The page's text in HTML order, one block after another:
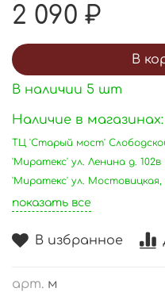
В избранное
арт. м
2 090 ₽
В
В наличии 5 шт
Наличие в магазинах:
ТЦ 'Старый мост'
'Миратекс' ул. Ленина д. 102в
'Миратекс' ул. Мостовицкая,
показать все